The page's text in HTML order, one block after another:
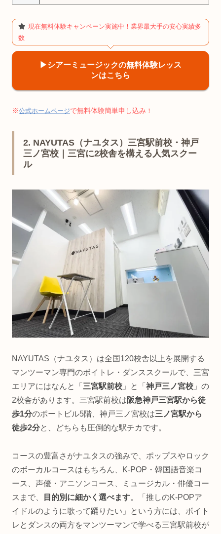
現在無料体験キャンペーン実施中！業界最大手の安心実績多
数
▶︎シアーミュージックの無料体験レッス
ンはこちら
※公式ホームページで無料体験簡単申し込み ！
2. NAYUTAS（ナユタス）三宮駅前校・神戸
三ノ宮校｜三宮に2校舎を構える人気スクー
ル
NAYUTAS（ナユタス）は全国120校舎以上を展開する
マンツーマン専門のボイトレ・ダンススクールで、三宮
エリアにはなんと「 三宮駅前校 」と「 神戸三ノ宮校 」の
2校舎があります。三宮駅前校は阪急神戸三宮駅から徒
歩1分のポートビル5階、神戸三ノ宮校は三ノ宮駅から
徒歩2分と、どちらも圧倒的な駅チカです。
コースの豊富さがナユタスの強みで、ポップスやロック
のボーカルコースはもちろん、K-POP・韓国語音楽コ
ース、声優・アニソンコース、ミュージカル・俳優コー
スまで、
目的別に細かく選べます。「推しのK-POPア
イドルのように歌って踊りたい」という方には、ボイト
レとダンスの両方をマンツーマンで学べる三宮駅前校が